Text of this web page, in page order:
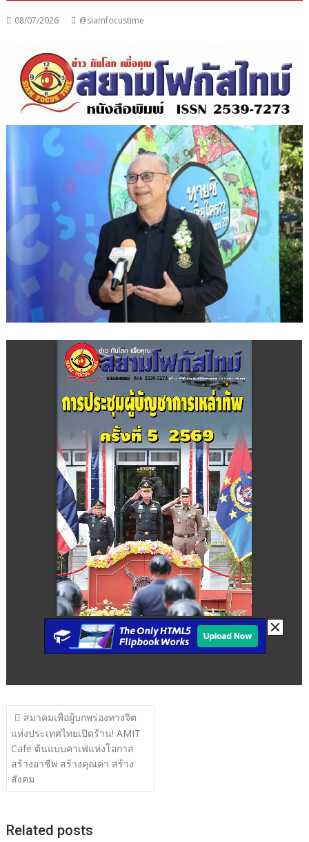
08/07/2026 @siamfocustime
แนะแนว
เรื่อง
สมาคมเพื่อผู้บกพร่องทางจิต
แห่งประเทศไทยเปิดร้าน! AMIT
Cafe ต้นแบบคาเฟ่แห่งโอกาส
สร้างอาชีพ สร้างคุณค่า สร้าง
สังคม
Related posts